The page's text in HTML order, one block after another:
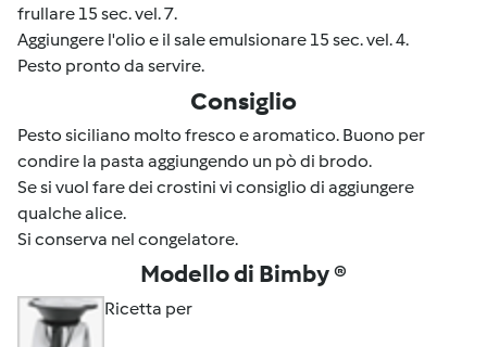
frullare 15 sec. vel. 7.
Aggiungere l'olio e il sale emulsionare 15 sec. vel. 4.
Pesto pronto da servire.
Consiglio
Pesto siciliano molto fresco e aromatico. Buono per
condire la pasta aggiungendo un pò di brodo.
Se si vuol fare dei crostini vi consiglio di aggiungere
qualche alice.
Si conserva nel congelatore.
Modello di Bimby ®
Ricetta per